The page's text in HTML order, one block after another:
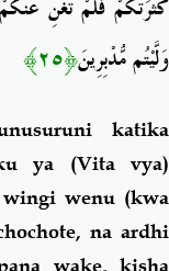
كَثْرَتُكُمْ فَلَمْ تُغْنِ
وَلَّيْتُم مُّدْبِرِينَ﴿٢٥﴾
katika
ya (Vita vya)
wingi wenu (kwa
na ardhi
wake, kisha